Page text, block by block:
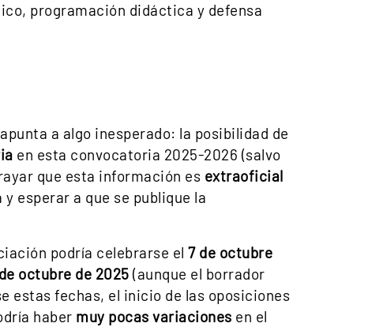
programación didáctica y defensa
a algo inesperado: la posibilidad de
en esta convocatoria 2025-2026 (salvo
que esta información es extraoficial
esperar a que se publique la
podría celebrarse el7 de octubre
octubre de 2025 (aunque el borrador
estas fechas, el inicio de las oposiciones
haber muy pocas variaciones en el